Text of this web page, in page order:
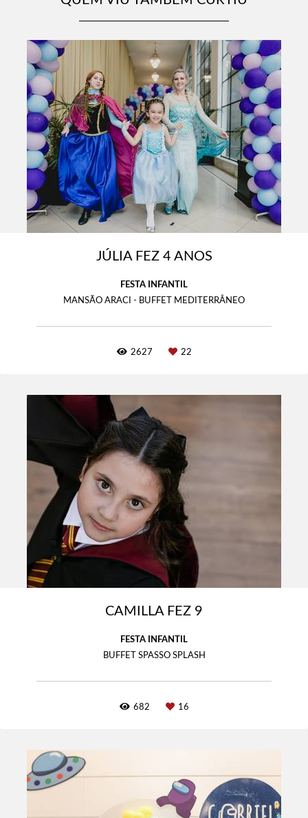
JÚLIA FEZ 4 ANOS
FESTA INFANTIL
MANSÃO ARACI - BUFFET MEDITERRÂNEO
2627 22
CAMILLA FEZ 9
FESTA INFANTIL
BUFFET SPASSO SPLASH
682 16